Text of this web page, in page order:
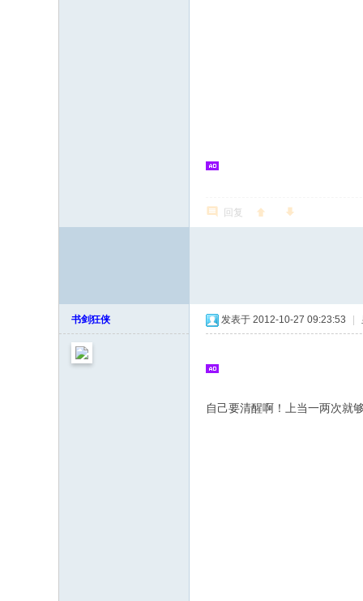
回复
书剑狂侠 发表于 2012-10-27 09:23:53
自己要清醒啊！上当一两次就够